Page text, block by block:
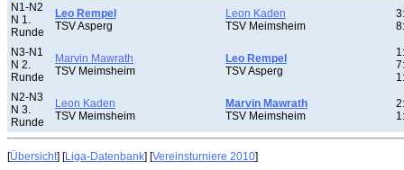
N1-N2
N 1.
Runde
Leo Rempel
TSV Asperg
Leon Kaden
TSV Meimsheim
N3-N1
N 2.
Runde
Marvin Mawrath
TSV Meimsheim
Leo Rempel
TSV Asperg
N2-N3
N 3.
Runde
Leon Kaden
TSV Meimsheim
Marvin Mawrath
TSV Meimsheim
[Übersicht] [Liga-Datenbank] [Vereinsturniere 2010]